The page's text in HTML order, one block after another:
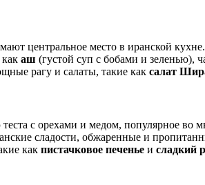
центральное место в иранской
аш (густой суп с бобами и зеленью),
рагу и салаты, такие как салат
с орехами и медом, популярное во
сладости, обжаренные и
как пистачковое печенье и сладкий